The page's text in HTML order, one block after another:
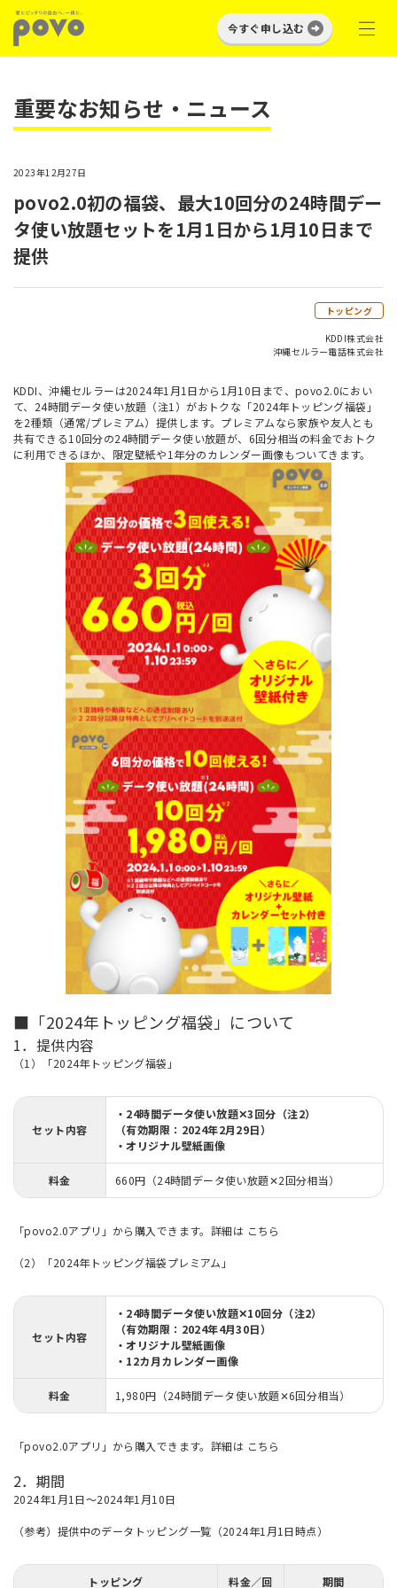
今すぐ申し込む
重要なお知らせ・ニュース
2023年12月27日
povo2.0初の福袋、最大10回分の24時間デー
タ使い放題セットを1月1日から1月10日まで
提供
トッピング
KDDI株式会社
沖縄セルラー電話株式会社
KDDI、沖縄セルラーは2024年1月1日から1月10日まで、povo2.0におい
て、24時間データ使い放題（注1）がおトクな「2024年トッピング福袋」
を2種類（通常/プレミアム）提供します。プレミアムなら家族や友人とも
共有できる10回分の24時間データ使い放題が、6回分相当の料金でおトク
に利用できるほか、限定壁紙や1年分のカレンダー画像もついてきます。
■「2024年トッピング福袋」について
1．提供内容
（1）「2024年トッピング福袋」
セット内容
・24時間データ使い放題✕3回分（注2）
（有効期限：2024年2月29日）
・オリジナル壁紙画像
料金 660円（24時間データ使い放題✕2回分相当）
「povo2.0アプリ」から購入できます。詳細は こちら
（2）「2024年トッピング福袋プレミアム」
セット内容
・24時間データ使い放題✕10回分（注2）
（有効期限：2024年4月30日）
・オリジナル壁紙画像
・12カ月カレンダー画像
料金 1,980円（24時間データ使い放題✕6回分相当）
「povo2.0アプリ」から購入できます。詳細は こちら
2．期間
2024年1月1日～2024年1月10日
（参考）提供中のデータトッピング一覧（2024年1月1日時点）
トッピング 料金／回 期間